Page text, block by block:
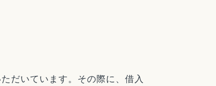
だいています。その際に、借入